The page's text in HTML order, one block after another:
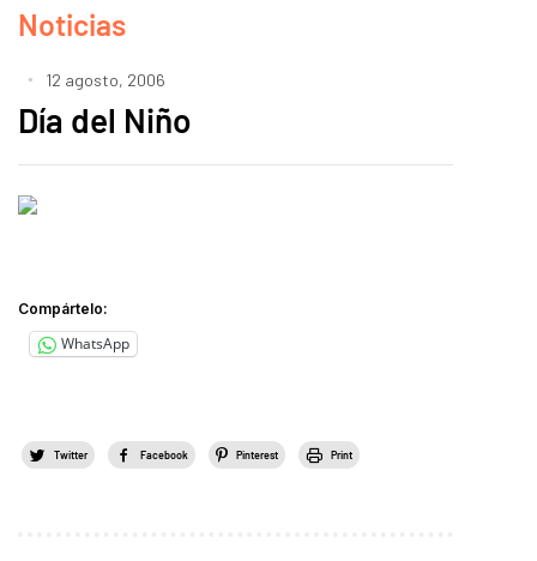
Noticias
12 agosto, 2006
Día del Niño
Compártelo:
WhatsApp
Twitter Facebook Pinterest Print